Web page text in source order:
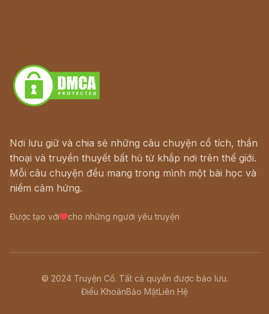
Nơi lưu giữ và chia sẻ những câu chuyện cổ tích, thần
thoại và truyền thuyết bất hủ từ khắp nơi trên thế giới.
Mỗi câu chuyện đều mang trong mình một bài học và
niềm cảm hứng.
Được tạo với cho những người yêu truyện
© 2024 Truyện Cổ. Tất cả quyền được bảo lưu.
Điều KhoảnBảo MậtLiên Hệ